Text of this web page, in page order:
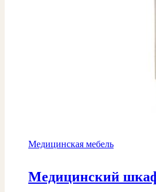
Медицинская мебель
Медицинский